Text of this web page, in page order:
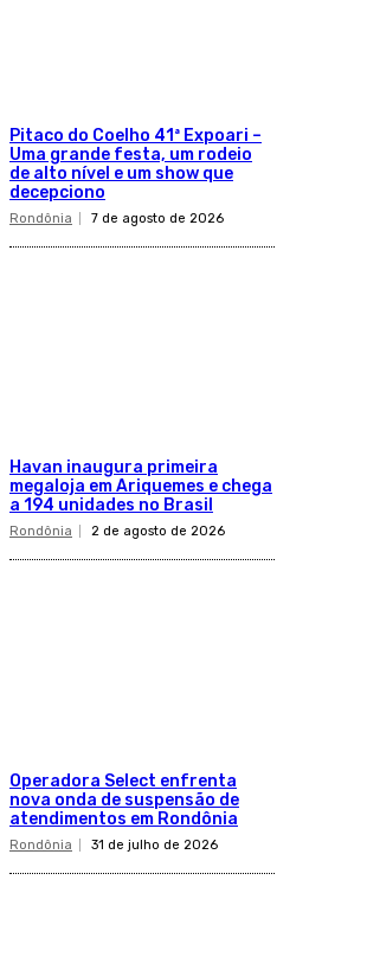
Pitaco do Coelho 41ª Expoari –
Uma grande festa, um rodeio
de alto nível e um show que
decepciono
Rondônia 7 de agosto de 2026
Havan inaugura primeira
megaloja em Ariquemes e chega
a 194 unidades no Brasil
Rondônia 2 de agosto de 2026
Operadora Select enfrenta
nova onda de suspensão de
atendimentos em Rondônia
Rondônia 31 de julho de 2026